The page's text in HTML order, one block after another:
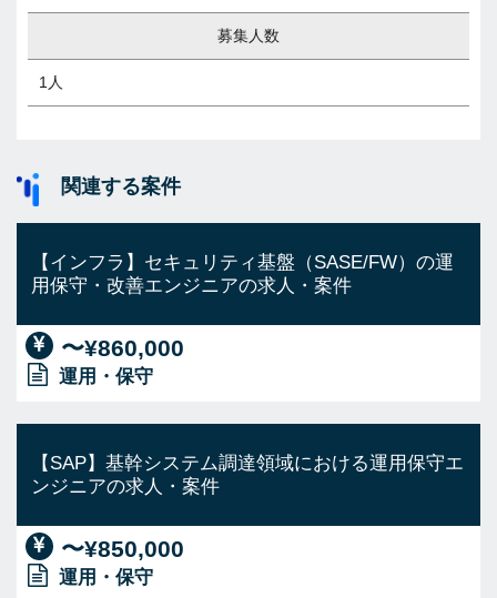
募集人数
1人
関連する案件
【インフラ】セキュリティ基盤（SASE/FW）の運
用保守・改善エンジニアの求人・案件
〜¥860,000
運用・保守
【SAP】基幹システム調達領域における運用保守エ
ンジニアの求人・案件
〜¥850,000
運用・保守